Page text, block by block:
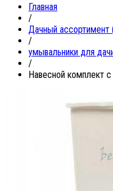
Главная
/
Дачный ассортимент
/
умывальники для
/
Навесной комплект